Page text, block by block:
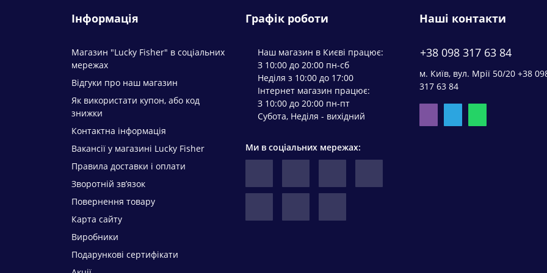
Інформація
Магазин "Lucky Fisher" в соціальних
мережах
Відгуки про наш магазин
Як використати купон, або код
знижки
Контактна інформація
Вакансії у магазині Lucky Fisher
Правила доставки і оплати
Зворотній зв’язок
Повернення товару
Карта сайту
Виробники
Подарункові сертифікати
Графік роботи
Наш магазин в Києві працює:
З 10:00 до 20:00 пн-сб
Неділя з 10:00 до 17:00
Інтернет магазин працює:
З 10:00 до 20:00 пн-пт
Субота, Неділя - вихідний
Ми в соціальних мережах:
Наші контакти
+38 098 317 63 84
м. Київ, вул. Мрії 50/20 +38
317 63 84